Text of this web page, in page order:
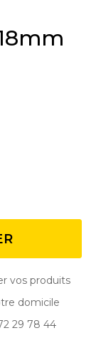
vos produits
domicile
29 78 44